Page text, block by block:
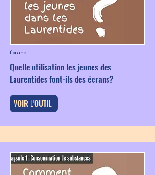
Écrans
Quelle utilisation les jeunes des
Laurentides font-ils des écrans?
VOIR L'OUTIL